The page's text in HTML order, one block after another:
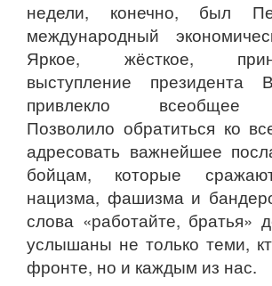
недели, конечно, был
международный
Яркое, жёсткое,
выступление президента
привлекло всеобщее
Позволило обратиться ко
адресовать важнейшее
бойцам, которые
нацизма, фашизма и
слова «работайте, братья»
услышаны не только теми,
фронте, но и каждым из нас.